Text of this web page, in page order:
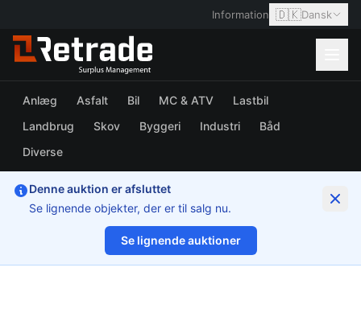
Information 🇩🇰Dansk
Anlæg Asfalt Bil MC & ATV
Lastbil
Landbrug
Skov Byggeri Industri
Båd
Diverse
Denne auktion er afsluttet
Se lignende objekter, der er til salg nu.
Se lignende auktioner
1/9